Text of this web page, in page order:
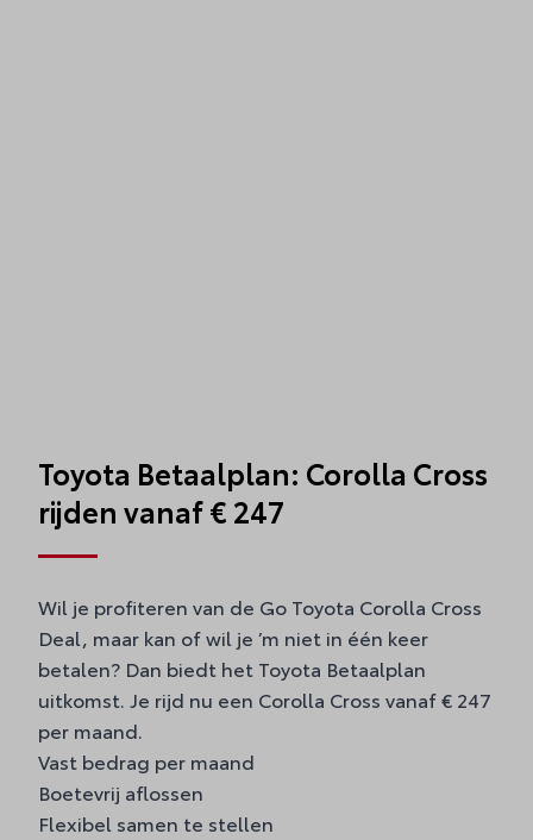
Toyota Betaalplan: Corolla Cross
rijden vanaf € 247
Wil je profiteren van de Go Toyota Corolla Cross
Deal, maar kan of wil je ’m niet in één keer
betalen? Dan biedt het Toyota Betaalplan
uitkomst. Je rijd nu een Corolla Cross vanaf € 247
per maand.
Vast bedrag per maand
Boetevrij aflossen
Flexibel samen te stellen